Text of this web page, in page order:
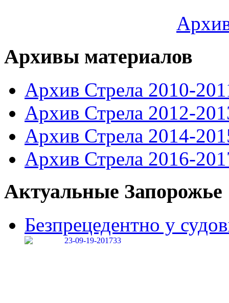
Архивы материалов
Архив Стрела 2010-
Архив Стрела 2012-
Архив Стрела 2014-
Архив Стрела 2016-
Актуальные Запорожье
Безпрецедентно у